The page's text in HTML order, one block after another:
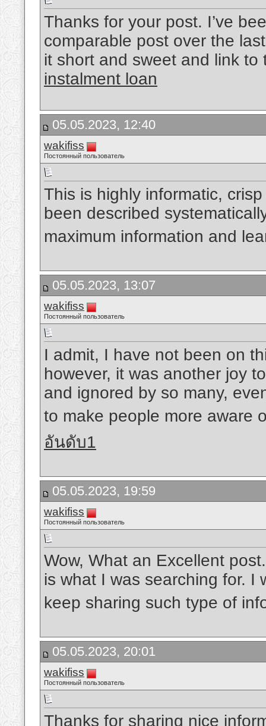
Thanks for your post. I’ve
comparable post over the
it short and sweet and link
instalment loan
05.05.2023, 12:40
wakifiss
Постоянный пользователь
This is highly informatic,
been described
maximum information and
05.05.2023, 13:07
wakifiss
Постоянный пользователь
I admit, I have not been on
however, it was another joy
and ignored by so many,
to make people more aware
อันดับ1
05.05.2023, 19:59
wakifiss
Постоянный пользователь
Wow, What an Excellent
is what I was searching for. I
keep sharing such type of
05.05.2023, 20:01
wakifiss
Постоянный пользователь
Thanks for sharing nice